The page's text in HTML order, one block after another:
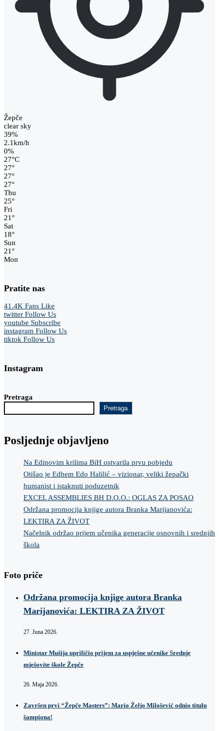
Žepče
clear sky
39%
2.1km/h
0%
27°C
27°
27°
27°
Thu
25°
Fri
21°
Sat
18°
Sun
21°
Mon
Pratite nas
41.4K Fans Like
twitter Follow Us
youtube Subscribe
instagram Follow Us
tiktok Follow Us
Instagram
Pretraga
Pretraga
Posljednje objavljeno
Na Edinovim krilima BiH ostvarila prvu pobjedu
Otišao je Edhem Edo Halilić – vizionar, veliki žepački
humanist i istaknuti poduzetnik
EXCEL ASSEMBLIES BH D.O.O.: OGLAS ZA POSAO
Održana promocija knjige autora Branka Marijanovića:
LEKTIRA ZA ŽIVOT
Načelnik održao prijem učenika generacije osnovnih i srednjih
škola
Foto priče
Održana promocija knjige autora Branka
Marijanovića: LEKTIRA ZA ŽIVOT
27. Juna 2026.
Ministar Mušija upriličio prijem za uspješne učenike Srednje
mješovite škole Žepče
26. Maja 2026.
Završen prvi “Žepče Masters”: Mario Željo Milošević odnio titulu
šampiona!